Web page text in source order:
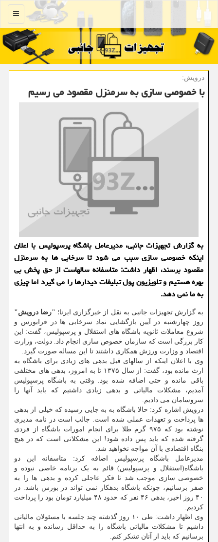
منو
درویش:
با خصوصی سازی به سرمنزل مقصود می رسیم
به گزارش تجهیزات جانبی، مدیرعامل باشگاه پرسپولیس با اعلان
اینکه خصوصی سازی سبب می شود تا سرخابی ها به سرمنزل
مقصود برسند، اظهار داشت: متاسفانه سالهاست از حق پخش بی
بهره هستیم و تلویزیون پول تبلیغات دیدارها را می گیرد اما چیزی
به ما نمی دهد.
به گزارش تجهیزات جانبی به نقل از خبرگزاری ایرنا؛ "رضا درویش"
روز چهارشنبه در آیین بازگشایی نماد سرخابی ها در فرابورس و
شروع معاملات ثانویه باشگاه های استقلال و پرسپولیس، گفت: این
کار بزرگی است که سازمان خصوص سازی انجام داد. دولت، وزارت
اقتصاد و وزارت ورزش همکاری داشتند تا این مساله صورت گیرد.
وی با اعلان اینکه از سالهای قبل بدهی های زیادی برای باشگاه به
ارث مانده بود، گفت: از سال ۱۳۷۵ تا به امروز، بدهی های مختلفی
باقی مانده و حتی اضافه شده بود. وقتی به باشگاه پرسپولیس
آمدیم، مشکلات مالیاتی و بدهی زیادی داشتیم که باید آنها را
سروسامان می دادیم.
درویش اشاره کرد: حالا باشگاه به به جایی رسیده که خیلی از بدهی
ها پرداخت و تعهدات عملی شده است. جالب است در نامه مدیری
نوشته بود که ۹۷۵ گرم طلا برای انجام امورات باشگاه از فردی
گرفته شده که باید پس داده شود! این مشکلاتی است که در هیچ
بنگاه اقتصادی با آن مواجه نخواهید شد.
مدیرعامل باشگاه پرسپولیس اضافه کرد: متاسفانه این دو
باشگاه(استقلال و پرسپولیس) قائم به یک برنامه خاصی نبوده و
خصوصی سازی موجب شد تا فکر عاجلی کرده و بدهی ها را به
صفر برسانیم، چونکه باشگاه بدهکار نمی تواند در بورس باشد. در
۴۰ روز اخیر، بدهی ۴۶ نفر که حدود ۴۸ میلیارد تومان بود را پرداخت
کردیم.
وی اظهار داشت: طی ۱۰ روز گذشته چند جلسه با مسئولان مالیاتی
داشیم تا مشکلات مالیاتی باشگاه را به حداقل رسانده و به انتها
برسانیم که باید از آنان تشکر کنم.